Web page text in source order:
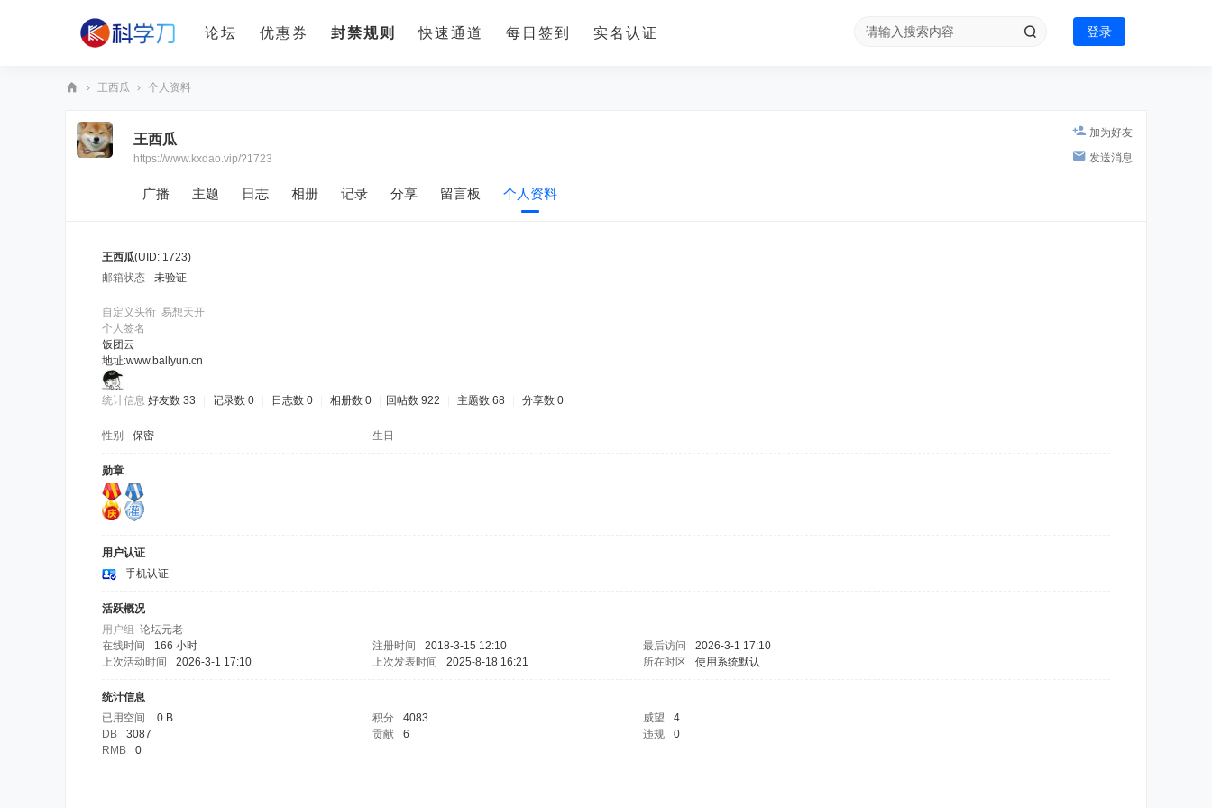
论坛 优惠券 封禁规则 快速通道 每日签到 实名认证 登录
学
› 王西瓜 › 个人资料
加为好友
发送消息
王西瓜
https://www.kxdao.vip/?1723
广播 主题 日志 相册 记录 分享 留言板 个人资料
王西瓜(UID: 1723)
邮箱状态
未验证
自定义头衔 易想天开
个人签名
饭团云
地址:www.ballyun.cn
统计信息 好友数 33 记录数 0 日志数 0 相册数 0 回帖数 922 主题数 68 分享数 0
性别 保密 生日 -
勋章
用户认证
手机认证
活跃概况
用户组 论坛元老
在线时间
166 小时 注册时间 2018-3-15 12:10 最后访问
2026-3-1 17:10
上次活动时间
2026-3-1 17:10 上次发表时间 2025-8-18 16:21 所在时区 使用系统默认
统计信息
已用空间
0 B 积分 4083 威望
4
DB
3087 贡献 6 违规
0
RMB
0